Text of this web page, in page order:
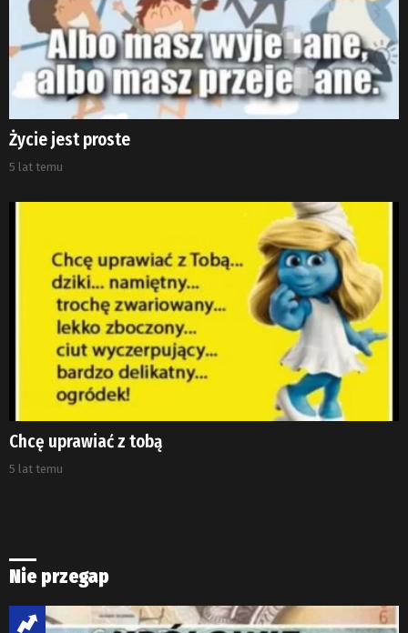
Życie jest proste
5 lat temu
Chcę uprawiać z tobą
5 lat temu
Nie przegap